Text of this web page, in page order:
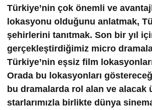
Türkiye’nin çok önemli ve
lokasyonu olduğunu anlatmak,
şehirlerini tanıtmak. Son bir yıl
gerçekleştirdiğimiz micro
Türkiye’nin eşsiz film
Orada bu lokasyonları
bu dramalarda rol alan ve alacak
starlarımızla birlikte dünya